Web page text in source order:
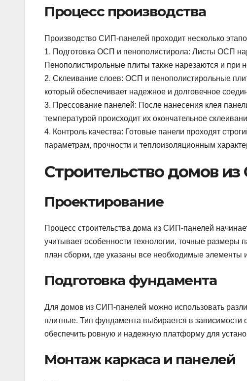
Процесс производства
Производство СИП-панелей проходит несколько
1. Подготовка ОСП и пенополистирола: Листы ОСП
Пенополистирольные плиты также нарезаются и при
2. Склеивание слоев: ОСП и пенополистирольные
который обеспечивает надежное и долговечное
3. Прессование панелей: После нанесения клея
температурой происходит их окончательное
4. Контроль качества: Готовые панели проходят
параметрам, прочности и теплоизоляционным
Строительство домов
Проектирование
Процесс строительства дома из СИП-панелей
учитывает особенности технологии, точные размеры
план сборки, где указаны все необходимые элементы
Подготовка фундамента
Для домов из СИП-панелей можно использовать
плитные. Тип фундамента выбирается в зависимости
обеспечить ровную и надежную платформу для
Монтаж каркаса и панелей